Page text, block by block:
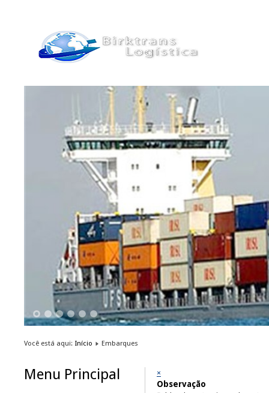
1 2 4 5 6
Você está aqui: Início Embarques
Menu Principal ×
Observação